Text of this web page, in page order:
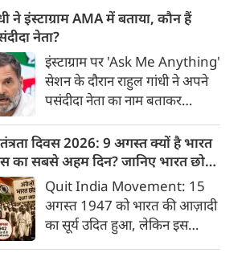
ने इंस्टाग्राम AMA में बताया, कौन हैं
नेता?
इंस्टाग्राम पर 'Ask Me Anything'
सेशन के दौरान राहुल गांधी ने अपने
पसंदीदा नेता का नाम बताकर
भाजपा में अपना पसंदीदा नेता के बारे
में पूछे जाने पर उन्होंने पंजाब के पूर्व
मुख्यमंत्री कैप्टन अमरिंदर सिंह का
नाम लिया।
दिवस 2026: 9 अगस्त क्यों है भारत
का सबसे अहम दिन? जानिए भारत छोड़ो
कहानीQuit India Movement: 15
अगस्त 1947 को भारत की आज़ादी
का सूर्य उदित हुआ, लेकिन इस